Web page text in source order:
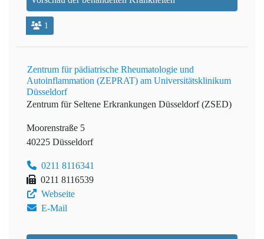
1
Zentrum für pädiatrische Rheumatologie und
Autoinflammation (ZEPRAT) am Universitätsklinikum
Düsseldorf
Zentrum für Seltene Erkrankungen Düsseldorf (ZSED)
Moorenstraße 5
40225 Düsseldorf
0211 8116341
0211 8116539
Webseite
E-Mail